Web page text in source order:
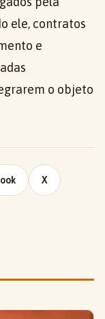
ele, contratos
e
o objeto
X